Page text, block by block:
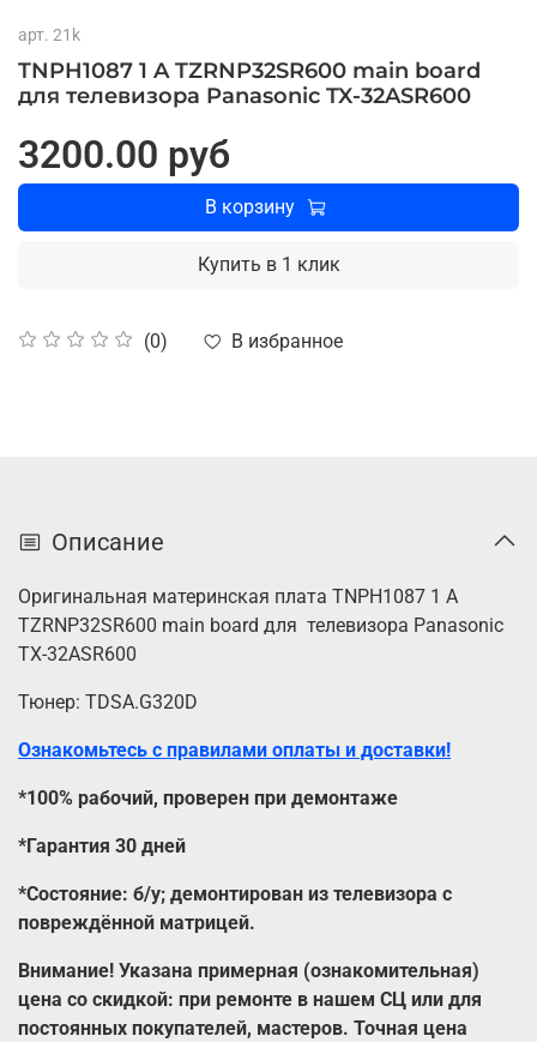
арт. 21k
TNPH1087 1 A TZRNP32SR600 main board
для телевизора Panasonic TX-32ASR600
(0) В избранное
3200.00 руб
В корзину
Купить в 1 клик
Описание
Оригинальная материнская плата TNPH1087 1 A
TZRNP32SR600 main board для телевизора Panasonic
TX-32ASR600
Тюнер: TDSA.G320D
Ознакомьтесь с правилами оплаты и доставки!
*100% рабочий, проверен при демонтаже
*Гарантия 30 дней
*Состояние: б/у; демонтирован из телевизора с
повреждённой матрицей.
Внимание! Указана примерная (ознакомительная)
цена со скидкой: при ремонте в нашем СЦ или для
постоянных покупателей, мастеров. Точная цена